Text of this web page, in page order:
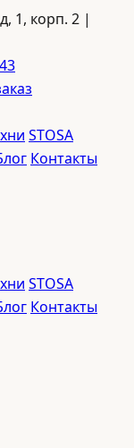
1, корп. 2 |
STOSA
Контакты
STOSA
Контакты